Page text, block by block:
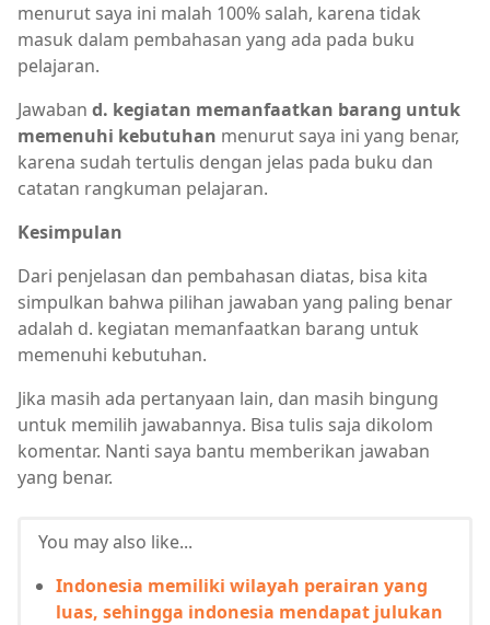
menurut saya ini malah 100% salah, karena tidak
masuk dalam pembahasan yang ada pada buku
pelajaran.
Jawaban d. kegiatan memanfaatkan barang untuk
memenuhi kebutuhan menurut saya ini yang benar,
karena sudah tertulis dengan jelas pada buku dan
catatan rangkuman pelajaran.
Kesimpulan
Dari penjelasan dan pembahasan diatas, bisa kita
simpulkan bahwa pilihan jawaban yang paling benar
adalah d. kegiatan memanfaatkan barang untuk
memenuhi kebutuhan.
Jika masih ada pertanyaan lain, dan masih bingung
untuk memilih jawabannya. Bisa tulis saja dikolom
komentar. Nanti saya bantu memberikan jawaban
yang benar.
You may also like...
Indonesia memiliki wilayah perairan yang
luas, sehingga indonesia mendapat julukan